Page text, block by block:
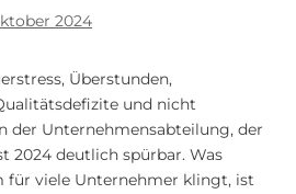
2024
Überstunden,
und nicht
der Unternehmensabteilung, der
2024 deutlich spürbar. Was
für viele Unternehmer klingt, ist